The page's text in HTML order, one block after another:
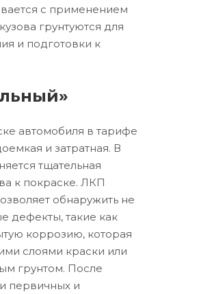
с применением
грунтуются для
и подготовки к
автомобиля в тарифе
и затратная. В
тщательная
к покраске. ЛКП
обнаружить не
дефекты, такие как
коррозию, которая
слоями краски или
грунтом. После
первичных и